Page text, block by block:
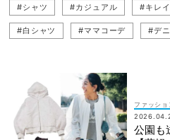
#シャツ #カジュアル #キレ
#白シャツ #ママコーデ #デ
#スナップ（SNAP） #読者スナップ
ファッショ
公園も